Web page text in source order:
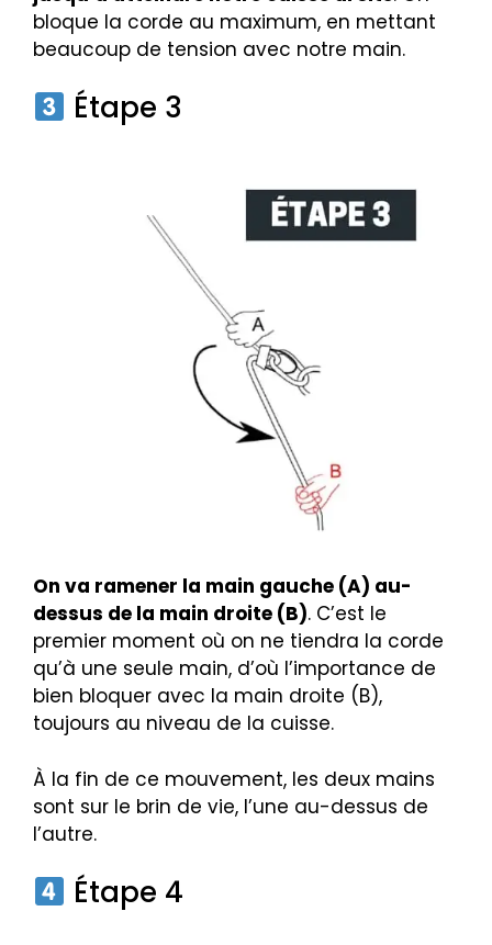
bloque la corde au maximum, en mettant
beaucoup de tension avec notre main.
Étape 3
On va ramener la main gauche (A) au-
dessus de la main droite (B). C’est le
premier moment où on ne tiendra la corde
qu’à une seule main, d’où l’importance de
bien bloquer avec la main droite (B),
toujours au niveau de la cuisse.
À la fin de ce mouvement, les deux mains
sont sur le brin de vie, l’une au-dessus de
l’autre.
Étape 4